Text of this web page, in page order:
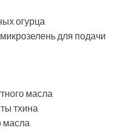
огурца
для подачи
масла
тхина
масла